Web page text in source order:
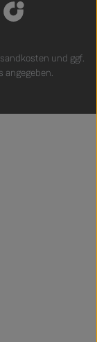
und ggf.
angegeben.